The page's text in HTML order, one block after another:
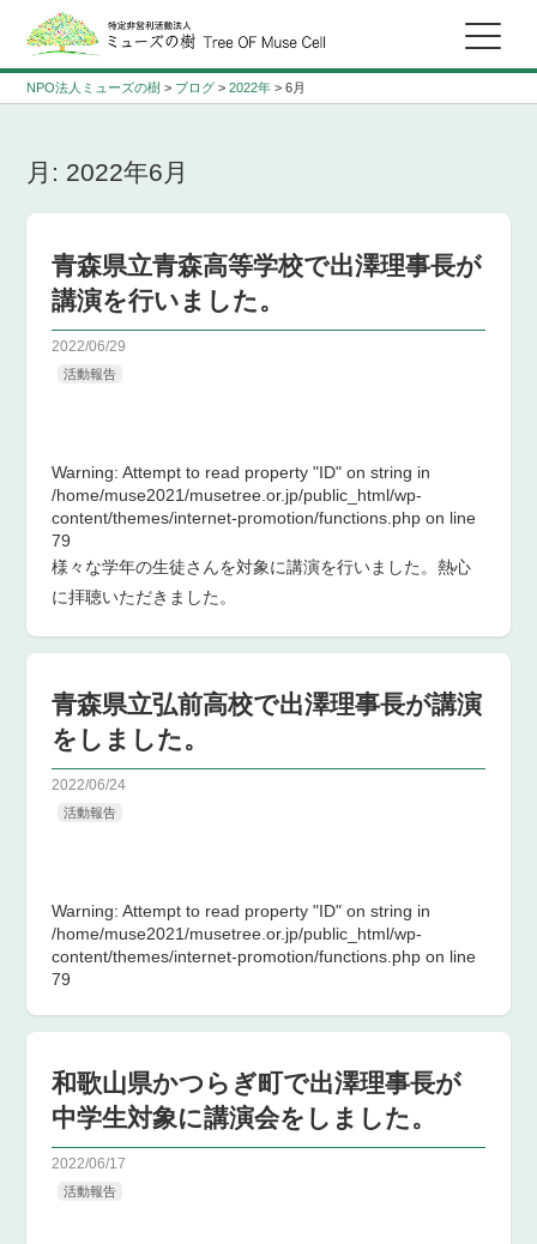
NPO法人ミューズの樹 > ブログ >2022年 >6月
月: 2022年6月
青森県立青森高等学校で出澤理事長が
講演を行いました。
2022/06/29
活動報告
Warning: Attempt to read property "ID" on string in
/home/muse2021/musetree.or.jp/public_html/wp-
content/themes/internet-promotion/functions.phpon line
79
様々な学年の生徒さんを対象に講演を行いました。熱心
に拝聴いただきました。
青森県立弘前高校で出澤理事長が講演
をしました。
2022/06/24
活動報告
Warning: Attempt to read property "ID" on string in
/home/muse2021/musetree.or.jp/public_html/wp-
content/themes/internet-promotion/functions.phpon line
79
和歌山県かつらぎ町で出澤理事長が
中学生対象に講演会をしました。
2022/06/17
活動報告